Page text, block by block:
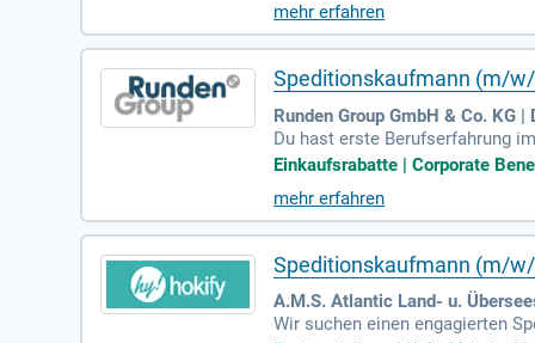
ntnisse sind von Vorteil, aber
ns erwarten Sie eine
mehr erfahren
Speditionskaufmann (m/
Runden Group GmbH & Co. KG |
Du hast erste Berufserfahrung
ein willkommenes Plus. Deine
mmunikationsstärke in
stbar und besitzt
die Ideen und Initiativen seiner
Einkaufsrabatte | Corporate
mehr erfahren
Speditionskaufmann (m/
A.M.S. Atlantic Land- u.
Wir suchen einen engagierten